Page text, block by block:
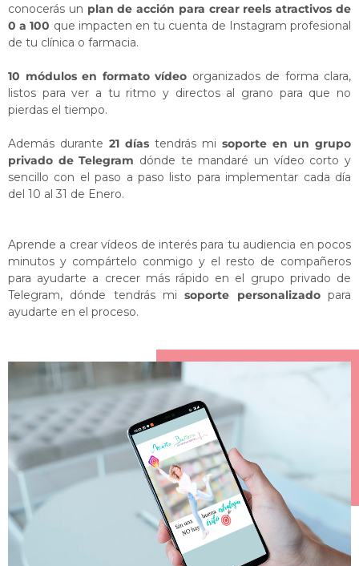
conocerás un plan de acción para crear reels atractivos de
0 a 100 que impacten en tu cuenta de Instagram profesional
de tu clínica o farmacia.
10 módulos en formato vídeo organizados de forma clara,
listos para ver a tu ritmo y directos al grano para que no
pierdas el tiempo.
Además durante 21 días tendrás mi soporte en un grupo
privado de Telegram dónde te mandaré un vídeo corto y
sencillo con el paso a paso listo para implementar cada día
del 10 al 31 de Enero.
Aprende a crear vídeos de interés para tu audiencia en pocos
minutos y compártelo conmigo y el resto de compañeros
para ayudarte a crecer más rápido en el grupo privado de
Telegram, dónde tendrás mi soporte personalizadopara
ayudarte en el proceso.